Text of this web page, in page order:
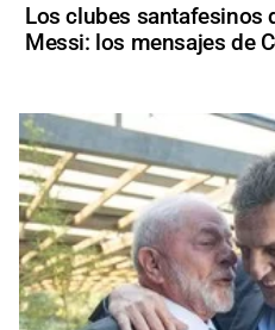
Los clubes santafesinos
Messi: los mensajes de